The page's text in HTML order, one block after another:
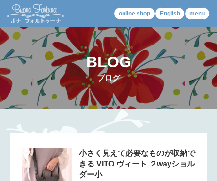
online shop English menu
BLOG
ブログ
小さく見えて必要なものが収納で
きる VITO ヴィート ２wayショル
ダー小